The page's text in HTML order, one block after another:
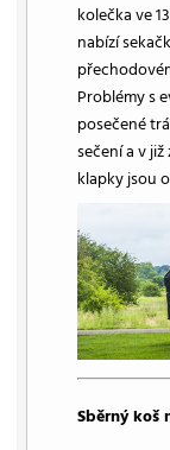
kolečka ve
nabízí
Problémy s
posečené
sečení a v
klapky jsou
Sběrný koš